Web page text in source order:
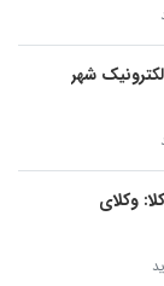
شهر
وکلای